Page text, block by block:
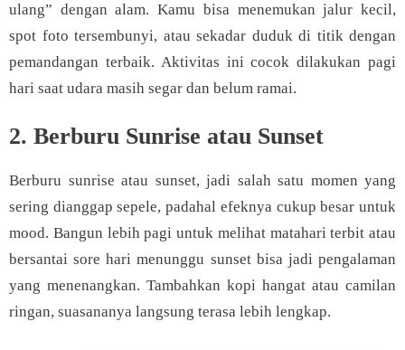
ulang” dengan alam. Kamu bisa menemukan jalur kecil,
spot foto tersembunyi, atau sekadar duduk di titik dengan
pemandangan terbaik. Aktivitas ini cocok dilakukan pagi
hari saat udara masih segar dan belum ramai.
2. Berburu Sunrise atau Sunset
Berburu sunrise atau sunset, jadi salah satu momen yang
sering dianggap sepele, padahal efeknya cukup besar untuk
mood. Bangun lebih pagi untuk melihat matahari terbit atau
bersantai sore hari menunggu sunset bisa jadi pengalaman
yang menenangkan. Tambahkan kopi hangat atau camilan
ringan, suasananya langsung terasa lebih lengkap.